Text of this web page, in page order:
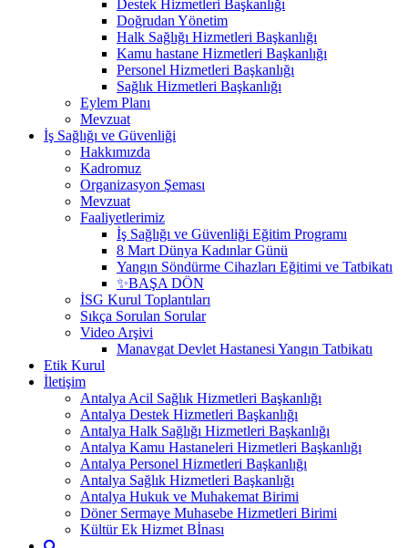
Destek Hizmetleri Başkanlığı
Doğrudan Yönetim
Halk Sağlığı Hizmetleri Başkanlığı
Kamu hastane Hizmetleri Başkanlığı
Personel Hizmetleri Başkanlığı
Sağlık Hizmetleri Başkanlığı
Eylem Planı
Mevzuat
İş Sağlığı ve Güvenliği
Hakkımızda
Kadromuz
Organizasyon Şeması
Mevzuat
Faaliyetlerimiz
İş Sağlığı ve Güvenliği Eğitim Programı
8 Mart Dünya Kadınlar Günü
Yangın Söndürme Cihazları Eğitimi ve Tatbikatı
✨BAŞA DÖN
İSG Kurul Toplantıları
Sıkça Sorulan Sorular
Video Arşivi
Manavgat Devlet Hastanesi Yangın Tatbikatı
Etik Kurul
İletişim
Antalya Acil Sağlık Hizmetleri Başkanlığı
Antalya Destek Hizmetleri Başkanlığı
Antalya Halk Sağlığı Hizmetleri Başkanlığı
Antalya Kamu Hastaneleri Hizmetleri Başkanlığı
Antalya Personel Hizmetleri Başkanlığı
Antalya Sağlık Hizmetleri Başkanlığı
Antalya Hukuk ve Muhakemat Birimi
Döner Sermaye Muhasebe Hizmetleri Birimi
Kültür Ek Hizmet Bİnası